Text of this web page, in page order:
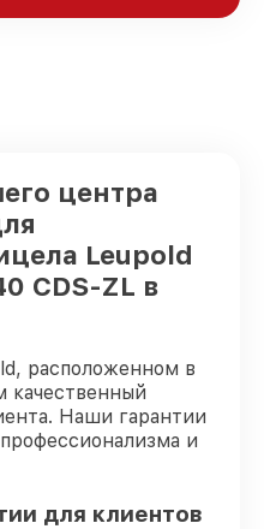
центра
Leupold
CDS-ZL в
расположенном в
качественный
Наши гарантии
и
для клиентов